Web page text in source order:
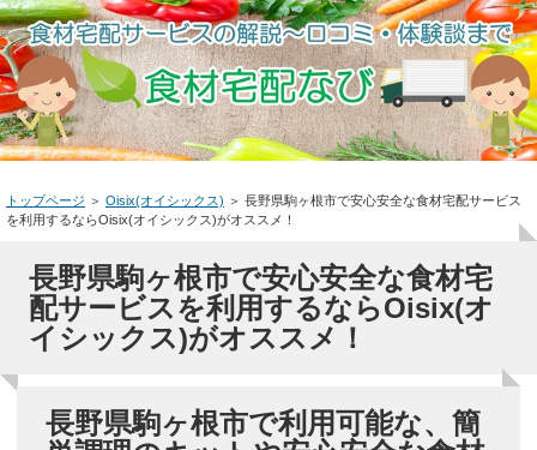
トップページ ＞ Oisix(オイシックス) ＞ 長野県駒ヶ根市で安心安全な食材宅配サービス
を利用するならOisix(オイシックス)がオススメ！
長野県駒ヶ根市で安心安全な食材宅
配サービスを利用するならOisix(オ
イシックス)がオススメ！
長野県駒ヶ根市で利用可能な、簡